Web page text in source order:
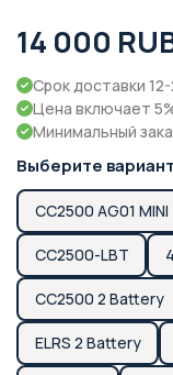
14 000
Срок доставки
Цена включает
Минимальный
Выберите вариант
CC2500 AG01 MINI
CC2500-LBT
CC2500 2 Battery
ELRS 2 Battery